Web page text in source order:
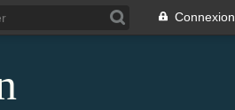
Connexion